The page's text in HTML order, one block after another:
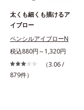
太くも細くも描けるア
イブロー
ペンシルアイブローN
税込880円～1,320円
（3.06 /
879件）